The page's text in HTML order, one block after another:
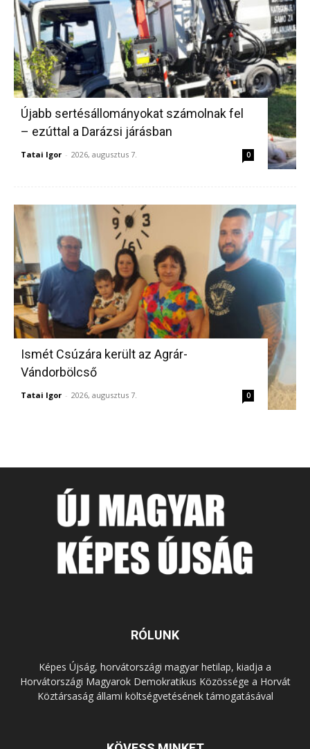
Újabb sertésállományokat számolnak fel
– ezúttal a Darázsi járásban
Tatai Igor - 2026, augusztus 7. 0
Ismét Csúzára került az Agrár-
Vándorbölcső
Tatai Igor - 2026, augusztus 7. 0
RÓLUNK
Képes Újság, horvátországi magyar hetilap, kiadja a
Horvátországi Magyarok Demokratikus Közössége a Horvát
Köztársaság állami költségvetésének támogatásával